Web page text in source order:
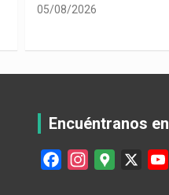
05/08/2026
Encuéntranos en